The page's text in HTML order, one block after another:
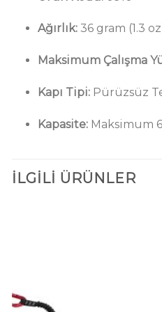
Ağırlık:36 gram (1.3
Maksimum Çalışma
Kapı Tipi:Pürüzsüz
Kapasite:Maksimum
İLGILI ÜRÜNLER